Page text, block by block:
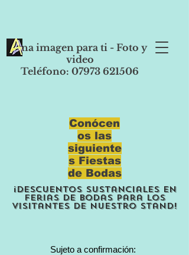
Una imagen para ti - Foto y
video
Teléfono: 07973 621506
Conócen
os las
siguiente
s Fiestas
de Bodas
¡Descuentos sustanciales en
ferias de bodas para los
visitantes de nuestro stand!
Sujeto a confirmación: